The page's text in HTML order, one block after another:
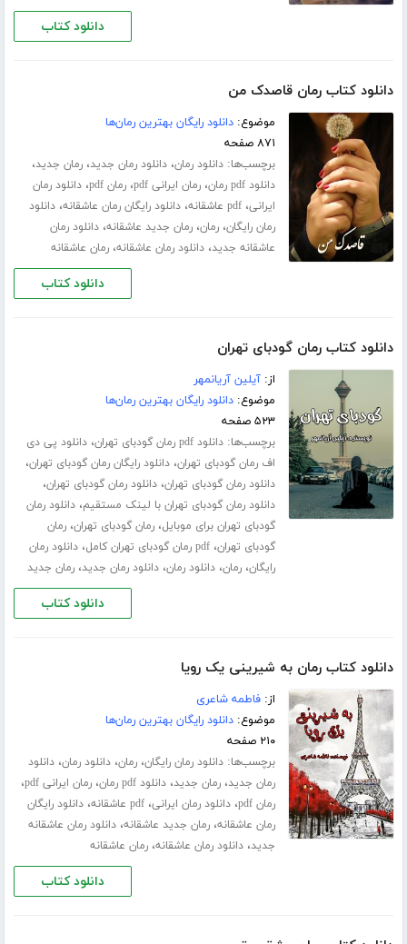
دانلود کتاب
دانلود کتاب رمان قاصدک من
موضوع:دانلود رایگان بهترین رمان‌ها
۸۷۱ صفحه
برچسب‌ها:دانلود رمان،دانلود رمان جدید،رمان جدید،
دانلود pdf رمان ،رمان ایرانی pdf ،رمان pdf ،دانلود رمان
ایرانی،pdf عاشقانه ،دانلود رایگان رمان عاشقانه،دانلود
رمان رایگان،رمان،رمان جدید عاشقانه،دانلود رمان
عاشقانه جدید،دانلود رمان عاشقانه،رمان عاشقانه
دانلود کتاب
دانلود کتاب رمان گودبای تهران
از:آیلین آریانمهر
موضوع:دانلود رایگان بهترین رمان‌ها
۵۲۳ صفحه
برچسب‌ها:دانلود pdf رمان گودبای تهران ،دانلود پی دی
اف رمان گودبای تهران،دانلود رایگان رمان گودبای تهران،
دانلود رمان گودبای تهران،دانلود رمان گودبای تهران،
دانلود رمان گودبای تهران با لینک مستقیم،دانلود رمان
گودبای تهران برای موبایل،رمان گودبای تهران،رمان
گودبای تهران،pdf رمان گودبای تهران کامل ،دانلود رمان
رایگان،رمان،دانلود رمان،دانلود رمان جدید،رمان جدید
دانلود کتاب
دانلود کتاب رمان به شیرینی یک رویا
از:فاطمه شاعری
موضوع:دانلود رایگان بهترین رمان‌ها
۲۱۰ صفحه
برچسب‌ها:دانلود رمان رایگان،رمان،دانلود رمان،دانلود
رمان جدید،رمان جدید،دانلود pdf رمان ،رمان ایرانی pdf ،
رمان pdf ،دانلود رمان ایرانی،pdf عاشقانه ،دانلود رایگان
رمان عاشقانه،رمان جدید عاشقانه،دانلود رمان عاشقانه
جدید،دانلود رمان عاشقانه،رمان عاشقانه
دانلود کتاب